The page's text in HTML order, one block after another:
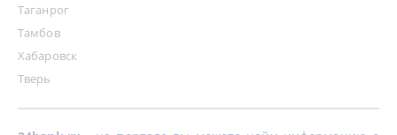
Таганрог
Тамбов
Хабаровск
Тверь